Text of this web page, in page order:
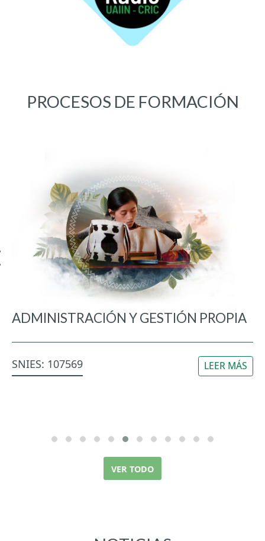
PROCESOS DE FORMACIÓN
ADMINISTRACIÓN Y GESTIÓN PROPIA
SNIES: 107569 LEER MÁS
VER TODO